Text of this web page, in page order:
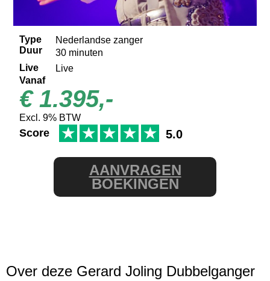
Type
Nederlandse zanger
Duur
30 minuten
Live
Live
Vanaf
€ 1.395,-
Excl. 9% BTW
Score ★ ★ ★ ★ ★ 5.0
AANVRAGEN
BOEKINGEN
Over deze Gerard Joling Dubbelganger